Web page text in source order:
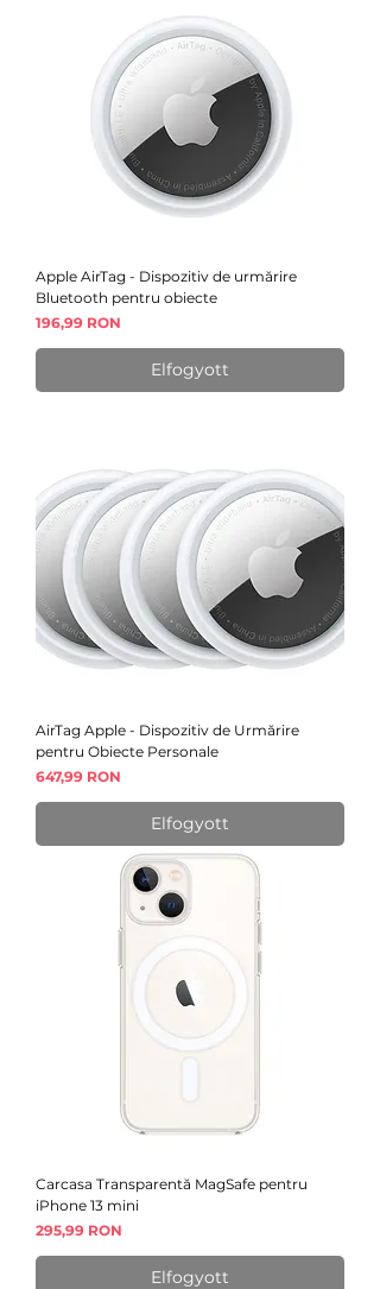
Apple AirTag - Dispozitiv de urmărire
Bluetooth pentru obiecte
Ár
196,99 RON
Elfogyott
AirTag Apple - Dispozitiv de Urmărire
pentru Obiecte Personale
Ár
647,99 RON
Elfogyott
Carcasa Transparentă MagSafe pentru
iPhone 13 mini
Ár
295,99 RON
Elfogyott